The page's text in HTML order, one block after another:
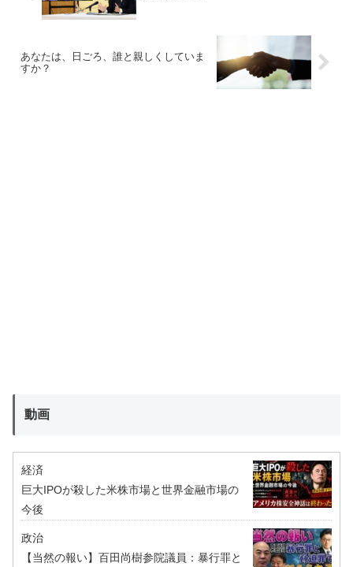
あなたは、日ごろ、誰と親しくしていま
すか？
動画
経済
巨大IPOが殺した米株市場と世界金融市場の
今後
政治
【当然の報い】百田尚樹参院議員：暴行罪と